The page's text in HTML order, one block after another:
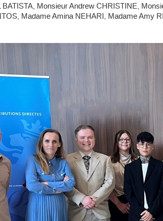
Monsieur Andrew CHRISTINE,
Madame Amina NEHARI, Madame Amy